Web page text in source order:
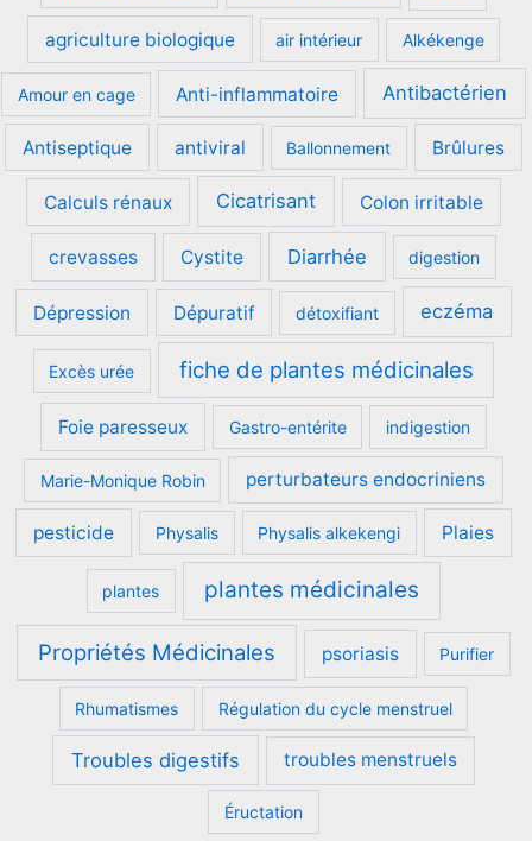
agriculture biologique air intérieur Alkékenge
Amour en cage Anti-inflammatoire Antibactérien
Antiseptique antiviral Ballonnement Brûlures
Calculs rénaux Cicatrisant Colon irritable
crevasses Cystite Diarrhée digestion
Dépression Dépuratif détoxifiant eczéma
Excès urée fiche de plantes médicinales
Foie paresseux Gastro-entérite indigestion
Marie-Monique Robin perturbateurs endocriniens
pesticide Physalis Physalis alkekengi Plaies
plantes plantes médicinales
Propriétés Médicinales psoriasis Purifier
Rhumatismes Régulation du cycle menstruel
Troubles digestifs troubles menstruels
Éructation